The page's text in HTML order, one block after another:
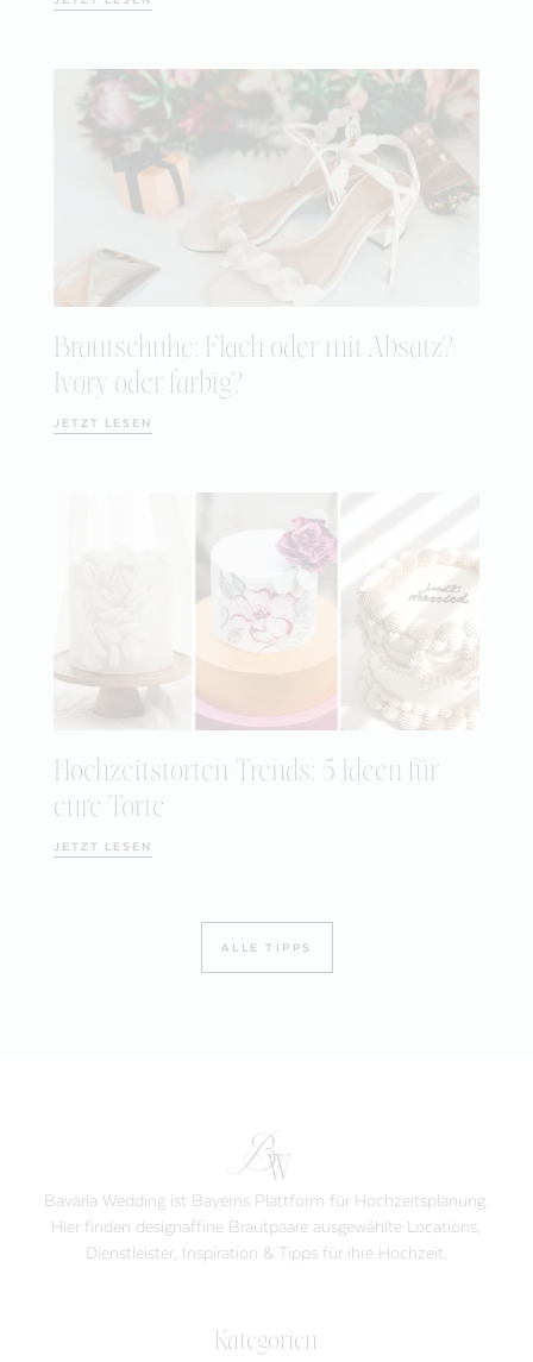
Brautschuhe: Flach oder mit Absatz?
Ivory oder farbig?
JETZT LESEN
Hochzeitstorten-Trends: 5 Ideen für
eure Torte
JETZT LESEN
ALLE TIPPS
Bavaria Wedding ist Bayerns Plattform für Hochzeitsplanung.
Hier finden designaffine Brautpaare ausgewählte Locations,
Dienstleister, Inspiration & Tipps für ihre Hochzeit.
Kategorien